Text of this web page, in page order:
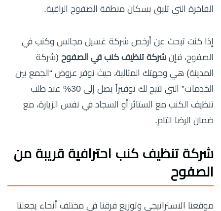
الفاخرة التي تليق بسكان منطقة الصفوح الراقية.
إذا كنت تبحث عن أرخص شركة غسيل مجالس وكنب في
الصفوح، فإن شركة تنظيف كنب في الصفوح (شركة
المدينة) هي وجهتك المثالية، حيث نوفر عروض “الجمع بين
الخدمات” التي تتيح لك توفيراً يصل إلى 30% عند طلب
تنظيف الكنب مع الستائر أو السجاد في نفس الزيارة، مع
ضمان الرضا التام.
شركة تنظيف كنب احترافية قريبة من
الصفوح
موقعنا الاستراتيجي وتوزيع فرقنا في مختلف أنحاء يجعلنا